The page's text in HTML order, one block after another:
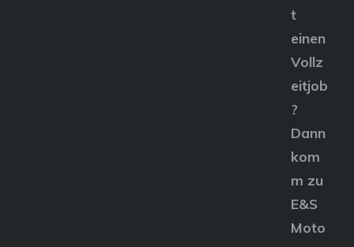
t
einen
Vollz
eitjob
?
Dann
kom
m zu
E&S
Moto